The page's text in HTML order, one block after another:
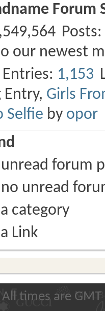
Forum
Posts
our newest
Entries 1,153
Entry, Girls
Selfie by opor
forum
unread
category
Link
All times are